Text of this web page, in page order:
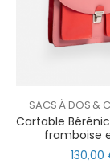
SACS À DOS &
Cartable
framboise
130,00